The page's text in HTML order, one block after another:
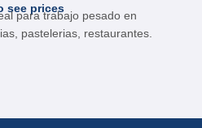
see prices
para trabajo pesado en
pastelerias, restaurantes.